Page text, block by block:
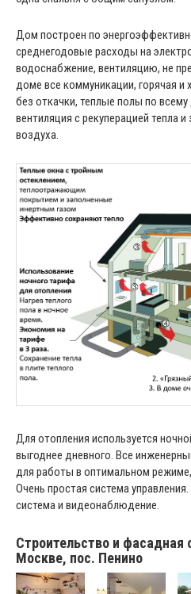
Дом построен по
среднегодовые расходы на
водоснабжение, вентиляцию, не
доме все коммуникации, горячая и
без откачки, теплые полы по
вентиляция с рекуперацией тепла
воздуха.
Для отопления используется
выгоднее дневного. Все
для работы в оптимальном
Очень простая система
система и видеонаблюдение.
Строительство и
Москве, пос. Пенино